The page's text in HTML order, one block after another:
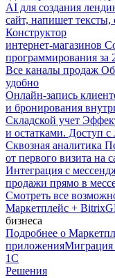
AI для создания
сайт, напишет тексты,
Конструктор
интернет-магазинов
программирования за
Все каналы продаж
удобно
Онлайн-запись
и бронирования
Складской учет
и остатками. Доступ с
Сквозная аналитика
от первого визита на
Интеграция с
продажи прямо в
Смотреть все
Маркетплейс +
бизнеса
Подробнее о
приложенияМиграция
1С
Решения